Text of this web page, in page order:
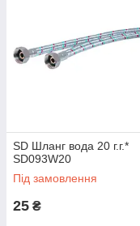
SD Шланг вода 20 г.г.*
SD093W20
Під замовлення
25 ₴